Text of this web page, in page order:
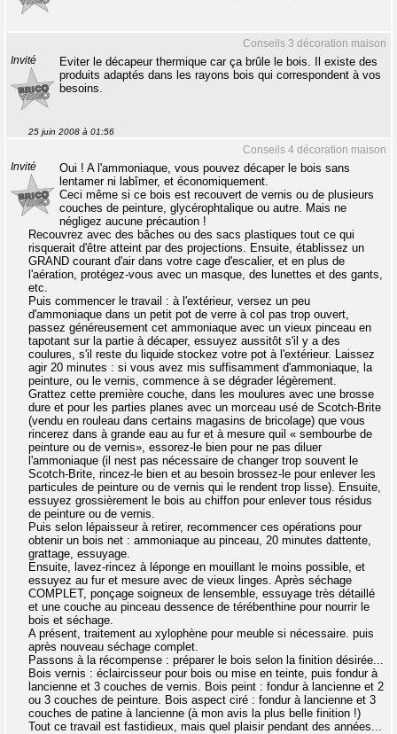
Conseils 3 décoration maison
Invité
Eviter le décapeur thermique car ça brûle le bois. Il existe des
produits adaptés dans les rayons bois qui correspondent à vos
besoins.
25 juin 2008 à 01:56
Conseils 4 décoration maison
Invité
Oui ! A l'ammoniaque, vous pouvez décaper le bois sans
lentamer ni labîmer, et économiquement.
Ceci même si ce bois est recouvert de vernis ou de plusieurs
couches de peinture, glycérophtalique ou autre. Mais ne
négligez aucune précaution !
Recouvrez avec des bâches ou des sacs plastiques tout ce qui
risquerait d'être atteint par des projections. Ensuite, établissez un
GRAND courant d'air dans votre cage d'escalier, et en plus de
l'aération, protégez-vous avec un masque, des lunettes et des gants,
etc.
Puis commencer le travail : à l'extérieur, versez un peu
d'ammoniaque dans un petit pot de verre à col pas trop ouvert,
passez généreusement cet ammoniaque avec un vieux pinceau en
tapotant sur la partie à décaper, essuyez aussitôt s'il y a des
coulures, s'il reste du liquide stockez votre pot à l'extérieur. Laissez
agir 20 minutes : si vous avez mis suffisamment d'ammoniaque, la
peinture, ou le vernis, commence à se dégrader légèrement.
Grattez cette première couche, dans les moulures avec une brosse
dure et pour les parties planes avec un morceau usé de Scotch-Brite
(vendu en rouleau dans certains magasins de bricolage) que vous
rincerez dans à grande eau au fur et à mesure quil « sembourbe de
peinture ou de vernis», essorez-le bien pour ne pas diluer
l'ammoniaque (il nest pas nécessaire de changer trop souvent le
Scotch-Brite, rincez-le bien et au besoin brossez-le pour enlever les
particules de peinture ou de vernis qui le rendent trop lisse). Ensuite,
essuyez grossièrement le bois au chiffon pour enlever tous résidus
de peinture ou de vernis.
Puis selon lépaisseur à retirer, recommencer ces opérations pour
obtenir un bois net : ammoniaque au pinceau, 20 minutes dattente,
grattage, essuyage.
Ensuite, lavez-rincez à léponge en mouillant le moins possible, et
essuyez au fur et mesure avec de vieux linges. Après séchage
COMPLET, ponçage soigneux de lensemble, essuyage très détaillé
et une couche au pinceau dessence de térébenthine pour nourrir le
bois et séchage.
A présent, traitement au xylophène pour meuble si nécessaire. puis
après nouveau séchage complet.
Passons à la récompense : préparer le bois selon la finition désirée...
Bois vernis : éclaircisseur pour bois ou mise en teinte, puis fondur à
lancienne et 3 couches de vernis. Bois peint : fondur à lancienne et 2
ou 3 couches de peinture. Bois aspect ciré : fondur à lancienne et 3
couches de patine à lancienne (à mon avis la plus belle finition !)
Tout ce travail est fastidieux, mais quel plaisir pendant des années...